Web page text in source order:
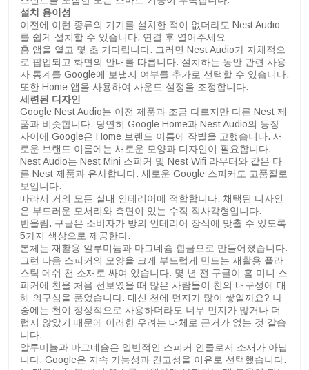
설치 용이성
이전에 이런 종류의 기기를 설치한 적이 없더라도 Nest Audio
를 쉽게 설치할 수 있습니다. 연결 후 열어주세요
홈 앱을 열고 몇 초 기다립니다. 그러면 Nest Audio가 자체적으
로 팝업되고 화면의 안내를 따릅니다. 설치하는 동안 관련 사용
자 통계를 Google에 보낼지 여부를 추가로 선택할 수 있습니다.
또한 Home 앱을 사용하여 사운드 설정을 조정합니다.
세련된 디자인
Google Nest Audio는 이전 제품과 조금 다르지만 다른 Nest 제
품과 비슷합니다. 당연히 Google Home과 Nest Audio의 등장
사이에 Google은 Home 브랜드 이름에 작별을 고했습니다. 새
로운 브랜드 이름에는 새로운 모양과 디자인이 필요합니다.
Nest Audio는 Nest Mini 스피커 및 Nest Wifi 라우터와 같은 다
른 Nest 제품과 유사합니다. 새로운 Google 스피커도 고품질로
보입니다.
따라서 거의 모든 실내 인테리어에 적합합니다. 채택된 디자인
은 부드러운 모서리와 측면이 있는 수직 직사각형입니다.
반올림. 구글은 소비자가 방의 인테리어 장식에 맞출 수 있도록
5가지 색상으로 제공한다.
본체는 재활용 알루미늄과 마그네슘 합금으로 만들어졌습니다.
그런 다음 스피커의 모양을 크게 부드럽게 만드는 재활용 플라
스틱 메쉬 천 소재로 싸여 있습니다. 몇 년 전 구글이 홈 미니 스
피커에 천을 처음 선보였을 때 많은 사람들이 천의 내구성에 대
해 의구심을 품었습니다. 대신 천에 먼지가 많이 쌓일까요? 나
중에는 천이 정상적으로 사용하더라도 너무 먼지가 많거나 더
럽지 않았기 때문에 이러한 우려는 대체로 근거가 없는 것 같습
니다.
알루미늄과 마그네슘은 일반적인 스피커 인클로저 소재가 아닙
니다. Google은 지속 가능성과 견고성을 이유로 선택했습니다.